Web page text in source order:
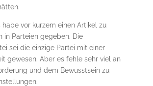
vor kurzem einen Artikel zu
in Parteien gegeben. Die
sei die einzige Partei mit einer
gewesen. Aber es fehle sehr viel an
und dem Bewusstsein zu